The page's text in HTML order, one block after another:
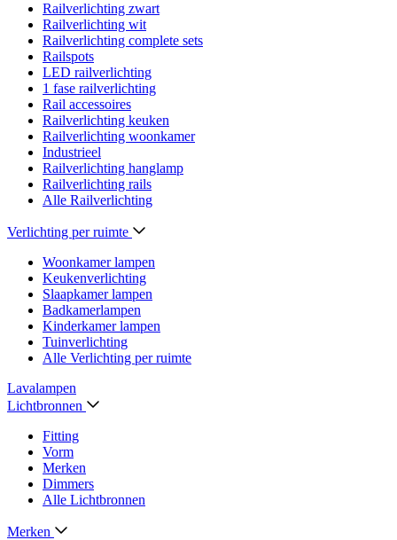
Railverlichting zwart
Railverlichting wit
Railverlichting complete sets
Railspots
LED railverlichting
1 fase railverlichting
Rail accessoires
Railverlichting keuken
Railverlichting woonkamer
Industrieel
Railverlichting hanglamp
Railverlichting rails
Alle Railverlichting
Verlichting per ruimte
Woonkamer lampen
Keukenverlichting
Slaapkamer lampen
Badkamerlampen
Kinderkamer lampen
Tuinverlichting
Alle Verlichting per ruimte
Lavalampen
Lichtbronnen
Fitting
Vorm
Merken
Dimmers
Alle Lichtbronnen
Merken